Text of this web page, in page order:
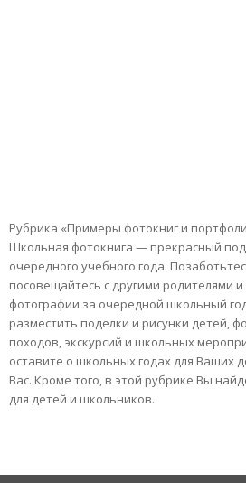
Рубрика «Примеры фотокниг и
Школьная фотокнига — прекрасный
очередного учебного года.
посовещайтесь с другими родителями
фотографии за очередной школьный
разместить поделки и рисунки детей,
походов, экскурсий и школьных
оставите о школьных годах для Ваших
Вас. Кроме того, в этой рубрике Вы
для детей и школьников.